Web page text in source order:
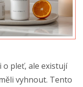
o pleť, ale existují
vyhnout. Tento